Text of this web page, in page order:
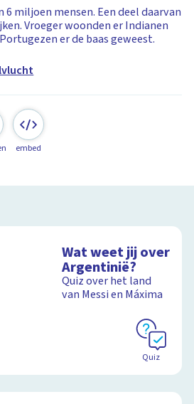
6 miljoen mensen. Een deel daarvan
Vroeger woonden er Indianen
er de baas geweest.
embed
Wat weet jij over
Argentinië?
Quiz over het land
van Messi en Máxima
Quiz